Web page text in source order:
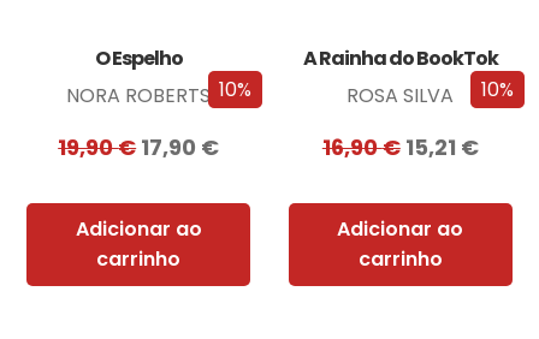
10%
O Espelho
NORA ROBERTS
19,90€17,90 €
Adicionar ao
carrinho
10%
A Rainha do BookTok
ROSA SILVA
16,90€ 15,21 €
Adicionar ao
carrinho